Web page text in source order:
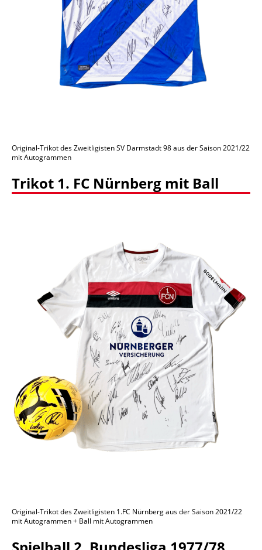
Original-Trikot des Zweitligisten SV Darmstadt 98 aus der Saison 2021/22
mit Autogrammen
Trikot 1. FC Nürnberg mit Ball
Original-Trikot des Zweitligisten 1.FC Nürnberg aus der Saison 2021/22
mit Autogrammen + Ball mit Autogrammen